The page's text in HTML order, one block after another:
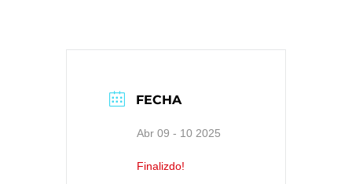
FECHA
Abr 09 - 10 2025
Finalizdo!